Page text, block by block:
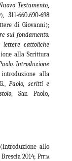
Testamento,
311-660.690-698
di Giovanni);
sul fondamento.
lettere cattoliche
alla Scrittura
Introduzione
alla
.,Paolo, scritti e
, San Paolo,
(Introduzione allo
2014; Pitta